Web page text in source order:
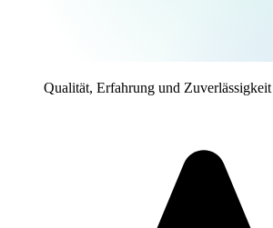
Qualität, Erfahrung und Zuverlässigkeit